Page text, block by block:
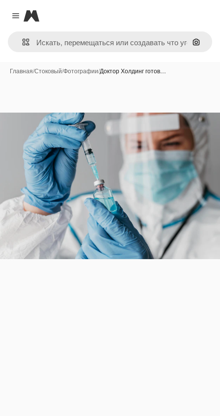
Close menu
Magnific
Поиск
Главная/Стоковый/Фотографии/Доктор Холдинг готов…